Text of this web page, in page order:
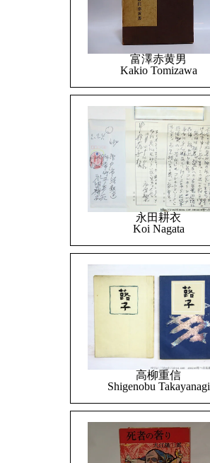
富澤赤黄男
Kakio Tomizawa
永田耕衣
Koi Nagata
高柳重信
Shigenobu Takayanagi